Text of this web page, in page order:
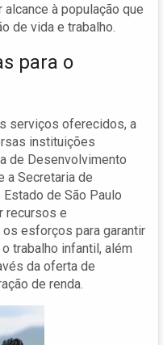
à população que
de vida e trabalho.
para o
serviços oferecidos, a
instituições
de Desenvolvimento
a Secretaria de
de São Paulo
recursos e
esforços para garantir
trabalho infantil, além
da oferta de
de renda.